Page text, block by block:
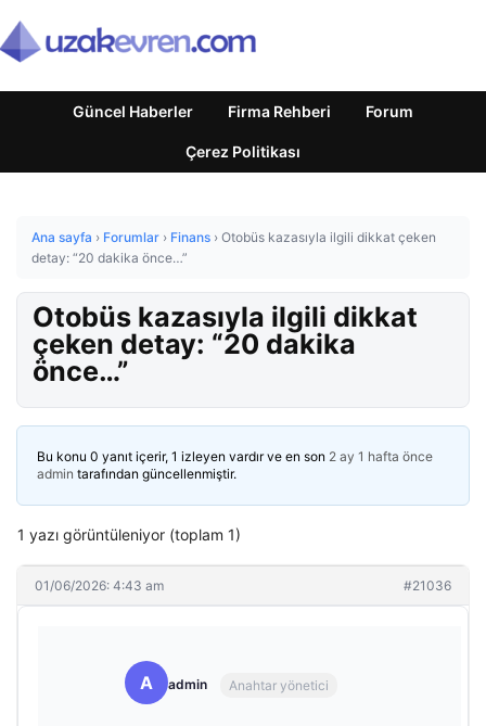
Güncel Haberler Firma Rehberi Forum
Çerez Politikası
Ana sayfa › Forumlar › Finans › Otobüs kazasıyla ilgili dikkat çeken
detay: “20 dakika önce…”
Otobüs kazasıyla ilgili dikkat
çeken detay: “20 dakika
önce…”
Bu konu 0 yanıt içerir, 1 izleyen vardır ve en son 2 ay 1 hafta önce
admin tarafından güncellenmiştir.
1 yazı görüntüleniyor (toplam 1)
01/06/2026: 4:43 am #21036
A admin Anahtar yönetici